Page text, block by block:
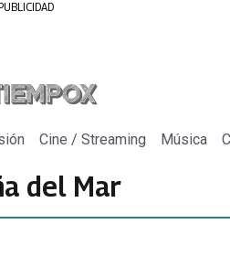
Cine / Streaming Música
del Mar